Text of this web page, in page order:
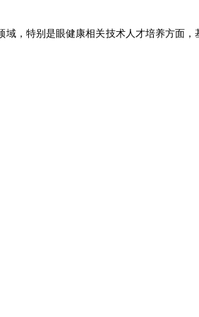
，特别是眼健康相关技术人才培养方面，